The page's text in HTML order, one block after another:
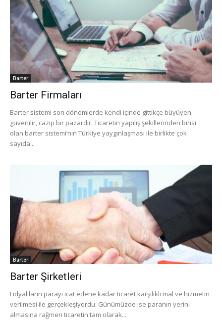
Barter
Barter Firmaları
Barter sistemi son dönemlerde kendi içinde gittikçe büyüyen
güvenilir, cazip bir pazardır. Ticaretin yapılış şekillerinden birisi
olan barter sistemi‘nin Türkiye yaygınlaşması ile birlikte çok
sayıda...
Barter
Barter Şirketleri
Lidyalıların parayı icat edene kadar ticaret karşılıklı mal ve hizmetin
verilmesi ile gerçekleşiyordu. Günümüzde ise paranın yerini
almasına rağmen ticaretin tam olarak...